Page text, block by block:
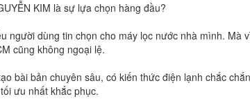
KIM là sự lựa chọn hàng đầu?
dùng tin chọn cho máy lọc nước nhà mình.
cũng không ngoại lệ.
bài bản chuyên sâu, có kiến thức điện lạnh chắc
ưu nhất khắc phục.